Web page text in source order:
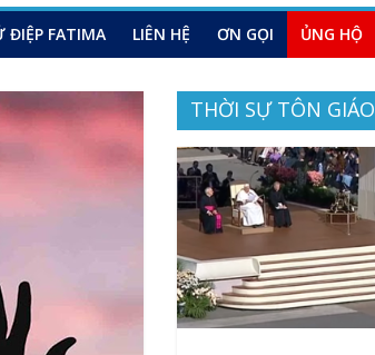
ĐIỆP FATIMA LIÊN HỆ ƠN GỌI ỦNG HỘ
THỜI SỰ TÔN GIÁO